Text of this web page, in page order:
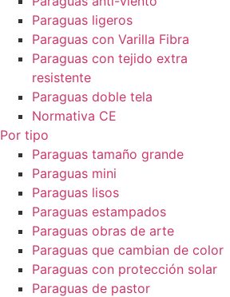
Paraguas ligeros
Paraguas con Varilla Fibra
Paraguas con tejido extra
resistente
Paraguas doble tela
Normativa CE
Por tipo
Paraguas tamaño grande
Paraguas mini
Paraguas lisos
Paraguas estampados
Paraguas obras de arte
Paraguas que cambian de color
Paraguas con protección solar
Paraguas de pastor